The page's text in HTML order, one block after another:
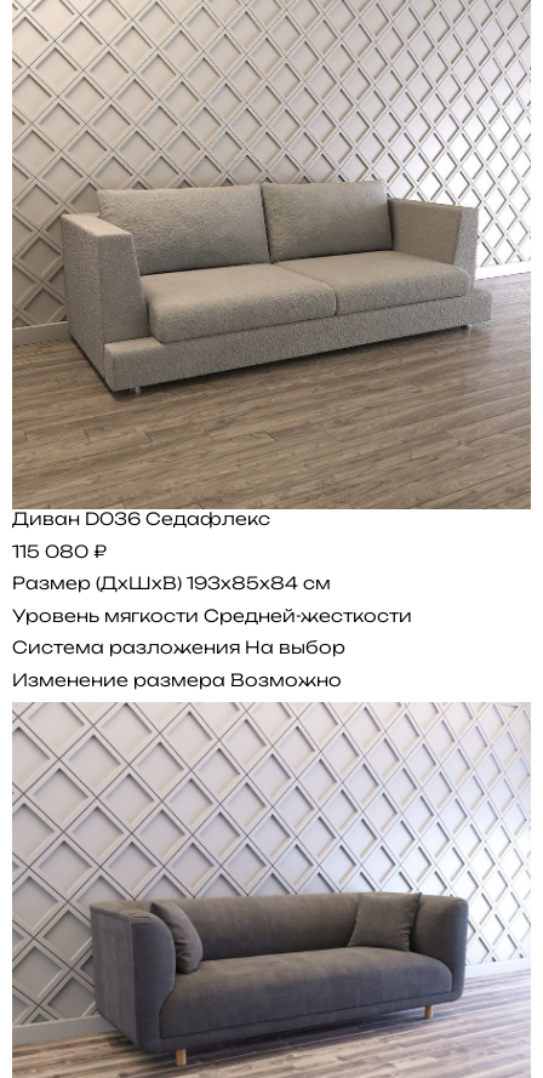
Диван D036 Седафлекс
115 080 ₽
Размер (ДхШхВ) 193x85x84 см
Уровень мягкости Средней-жесткости
Система разложения На выбор
Изменение размера Возможно